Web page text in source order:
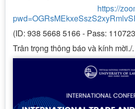
https://
(ID: 938 5668 5166 - Pass:
Trân trọng thông báo và kính mời./.